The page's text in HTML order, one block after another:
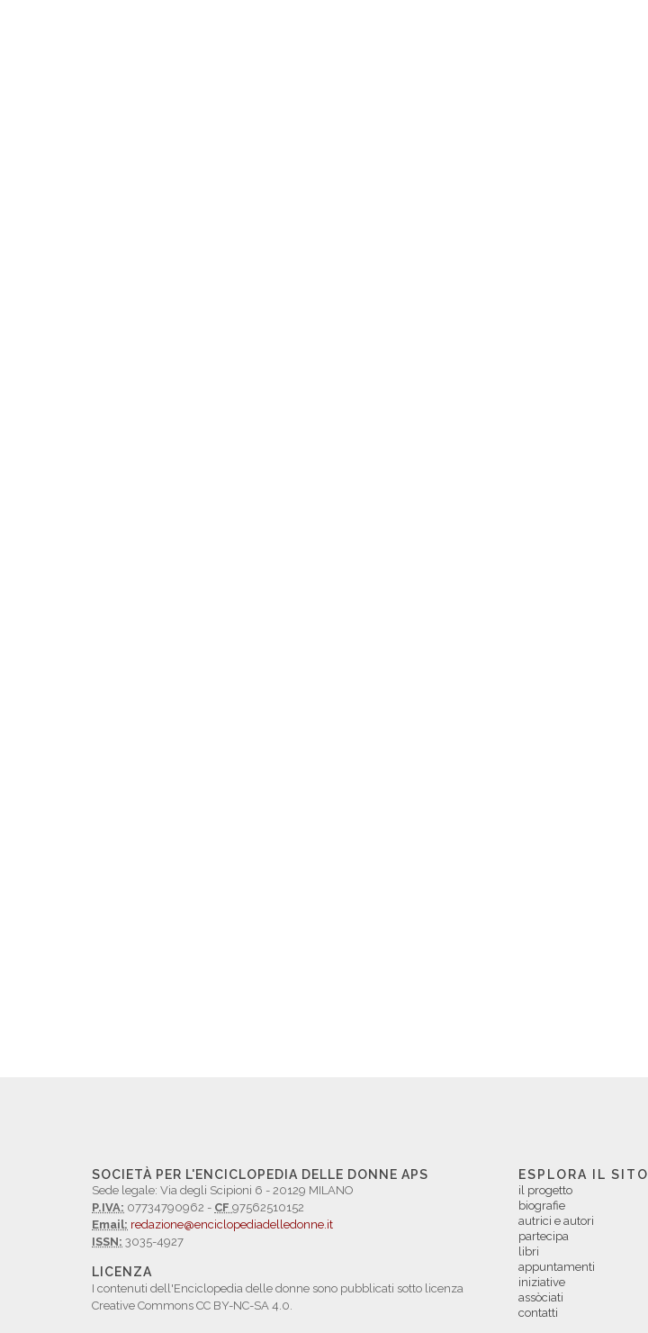
SOCIETÀ PER L'ENCICLOPEDIA DELLE DONNE APS
Sede legale: Via degli Scipioni 6 - 20129 MILANO
P.IVA: 07734790962 - CF 97562510152
Email: redazione@enciclopediadelledonne.it
ISSN: 3035-4927
LICENZA
I contenuti dell'Enciclopedia delle donne sono pubblicati sotto licenza
Creative Commons CC BY-NC-SA 4.0.
ESPLORA IL SITO
il progetto
biografie
autrici e autori
partecipa
libri
appuntamenti
iniziative
assòciati
contatti